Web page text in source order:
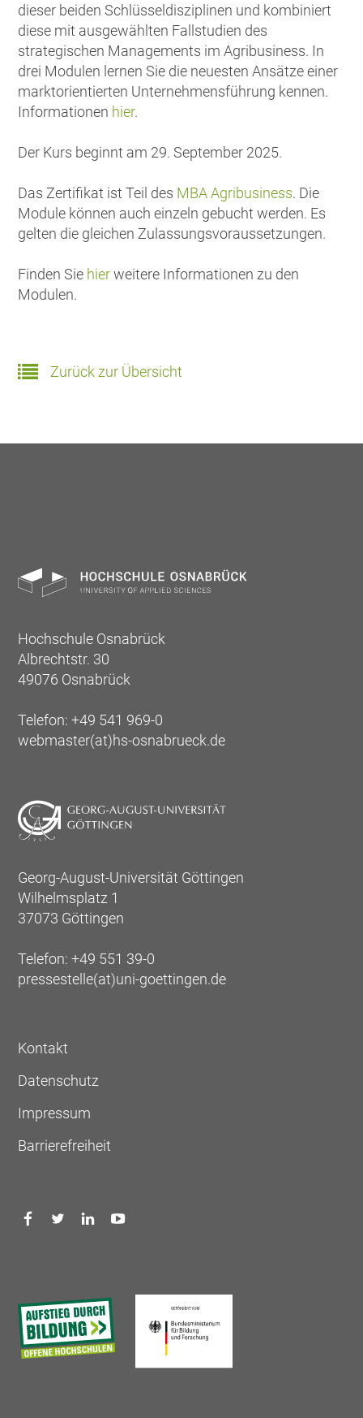
dieser beiden Schlüsseldisziplinen und kombiniert
diese mit ausgewählten Fallstudien des
strategischen Managements im Agribusiness. In
drei Modulen lernen Sie die neuesten Ansätze einer
marktorientierten Unternehmensführung kennen.
Informationen hier.
Der Kurs beginnt am 29. September 2025.
Das Zertifikat ist Teil des MBA Agribusiness. Die
Module können auch einzeln gebucht werden. Es
gelten die gleichen Zulassungsvoraussetzungen.
Finden Sie hierweitere Informationen zu den
Modulen.
Zurück zur Übersicht
Hochschule Osnabrück
Albrechtstr. 30
49076 Osnabrück
Telefon: +49 541 969-0
webmaster(at)hs-osnabrueck.de
Georg-August-Universität Göttingen
Wilhelmsplatz 1
37073 Göttingen
Telefon: +49 551 39-0
pressestelle(at)uni-goettingen.de
Kontakt
Datenschutz
Impressum
Barrierefreiheit